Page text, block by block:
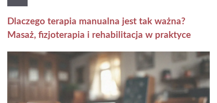
Dlaczego terapia manualna jest tak ważna?
Masaż, fizjoterapia i rehabilitacja w praktyce